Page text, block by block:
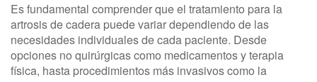
Es fundamental comprender que el tratamiento para la
artrosis de cadera puede variar dependiendo de las
necesidades individuales de cada paciente. Desde
opciones no quirúrgicas como medicamentos y terapia
física, hasta procedimientos más invasivos como la